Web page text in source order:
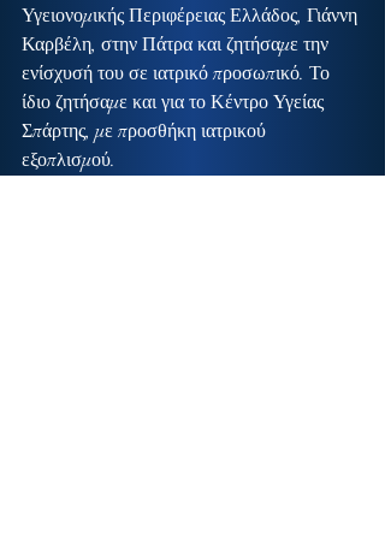
Υγειονομικής Περιφέρειας Ελλάδος, Γιάννη
Καρβέλη, στην Πάτρα και ζητήσαμε την
ενίσχυσή του σε ιατρικό προσωπικό. Το
ίδιο ζητήσαμε και για το Κέντρο Υγείας
Σπάρτης, με προσθήκη ιατρικού
εξοπλισμού.